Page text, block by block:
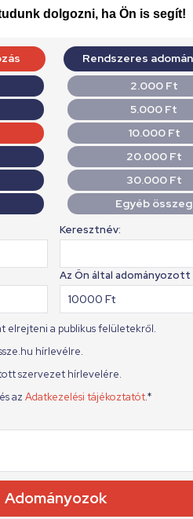
dolgozni, ha Ön is segít!